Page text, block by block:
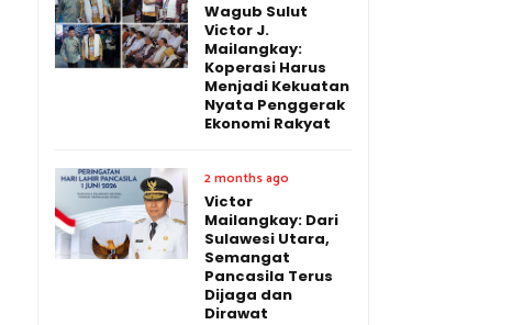
Wagub Sulut
Victor J.
Mailangkay:
Koperasi Harus
Menjadi Kekuatan
Nyata Penggerak
Ekonomi Rakyat
2 months ago
Victor
Mailangkay: Dari
Sulawesi Utara,
Semangat
Pancasila Terus
Dijaga dan
Dirawat